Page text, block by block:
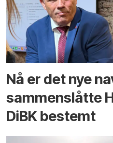
Nå er det nye
sammenslåtte
DiBK bestemt